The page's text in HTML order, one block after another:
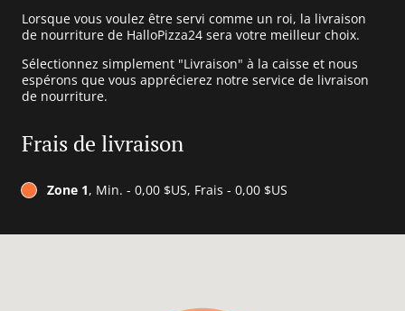
Lorsque vous voulez être servi comme un roi, la livraison
de nourriture de HalloPizza24 sera votre meilleur choix.
Sélectionnez simplement "Livraison" à la caisse et nous
espérons que vous apprécierez notre service de livraison
de nourriture.
Frais de livraison
Zone 1, Min. - 0,00 $US, Frais - 0,00 $US